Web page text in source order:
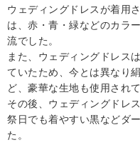
ウェディングドレスが着用
は、赤・青・緑などのカラ
流でした。
また、ウェディングドレス
ていたため、今とは異なり
ど、豪華な生地も使用され
その後、ウェディングドレ
祭日でも着やすい黒などダ
た。